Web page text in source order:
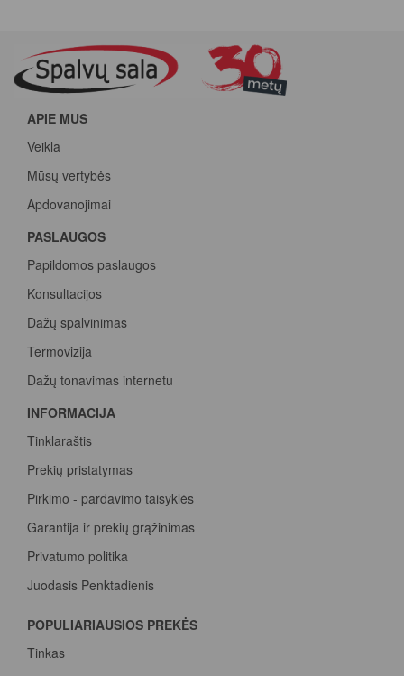
APIE MUS
Veikla
Mūsų vertybės
Apdovanojimai
PASLAUGOS
Papildomos paslaugos
Konsultacijos
Dažų spalvinimas
Termovizija
Dažų tonavimas internetu
INFORMACIJA
Tinklaraštis
Prekių pristatymas
Pirkimo - pardavimo taisyklės
Garantija ir prekių grąžinimas
Privatumo politika
Juodasis Penktadienis
POPULIARIAUSIOS PREKĖS
Tinkas